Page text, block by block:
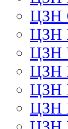
ЦЗН
ЦЗН
ЦЗН
ЦЗН
ЦЗН
ЦЗН